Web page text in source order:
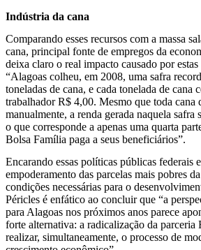
Indústria da cana
Comparando esses recursos com a massa
cana, principal fonte de empregos da
deixa claro o real impacto causado por
“Alagoas colheu, em 2008, uma safra
toneladas de cana, e cada tonelada de cana
trabalhador R$ 4,00. Mesmo que toda cana
manualmente, a renda gerada naquela safra
o que corresponde a apenas uma quarta
Bolsa Família paga a seus beneficiários”.
Encarando essas políticas públicas federais
empoderamento das parcelas mais pobres
condições necessárias para o
Péricles é enfático ao concluir que “a
para Alagoas nos próximos anos parece
forte alternativa: a radicalização da parceria
realizar, simultaneamente, o processo de